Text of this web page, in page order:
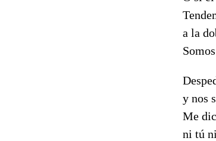
a la
y nos
Me
ni tú